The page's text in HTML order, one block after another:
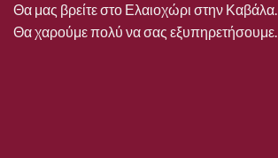
Θα μας βρείτε στο Ελαιοχώρι στην Καβάλα.
Θα χαρούμε πολύ να σας εξυπηρετήσουμε.